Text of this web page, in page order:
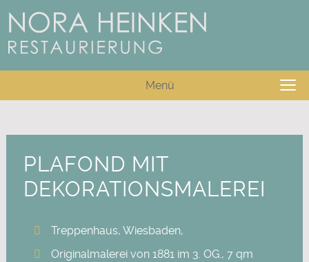
Menü ≡
PLAFOND MIT
DEKORATIONSMALEREI
Treppenhaus, Wiesbaden,
Originalmalerei von 1881 im 3. OG., 7 qm